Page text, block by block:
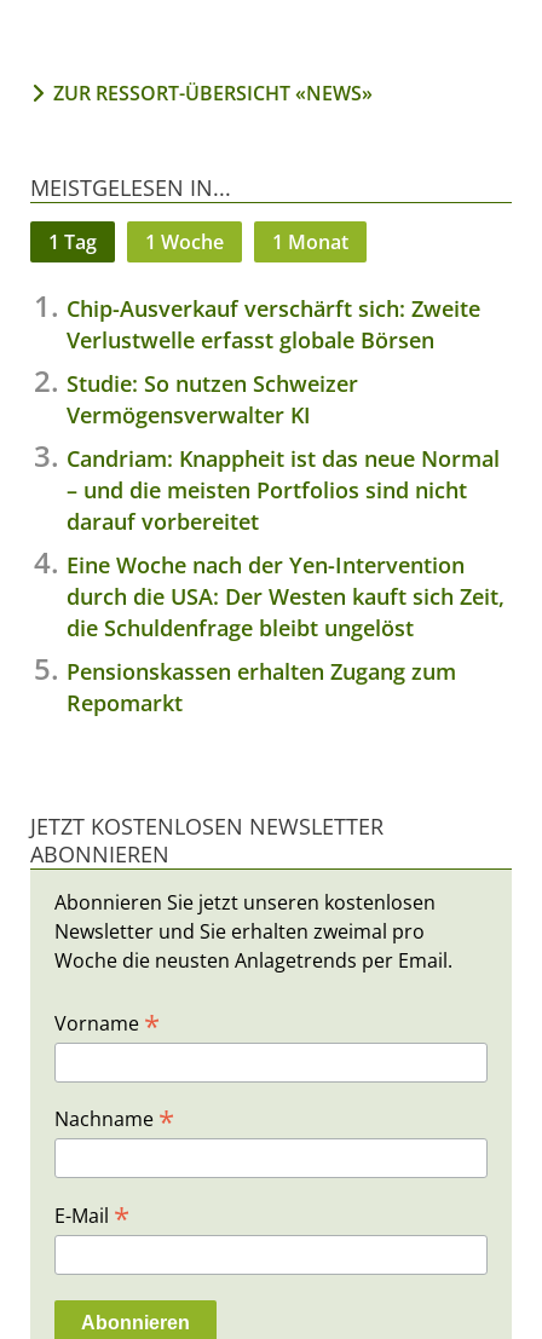
ZUR RESSORT-ÜBERSICHT «NEWS»
MEISTGELESEN IN...
1 Tag 1 Woche 1 Monat
Chip-Ausverkauf verschärft sich: Zweite
Verlustwelle erfasst globale Börsen
Studie: So nutzen Schweizer
Vermögensverwalter KI
Candriam: Knappheit ist das neue Normal
– und die meisten Portfolios sind nicht
darauf vorbereitet
Eine Woche nach der Yen-Intervention
durch die USA: Der Westen kauft sich Zeit,
die Schuldenfrage bleibt ungelöst
Pensionskassen erhalten Zugang zum
Repomarkt
JETZT KOSTENLOSEN NEWSLETTER
ABONNIEREN
Abonnieren Sie jetzt unseren kostenlosen
Newsletter und Sie erhalten zweimal pro
Woche die neusten Anlagetrends per Email.
Vorname *
Nachname *
E-Mail *